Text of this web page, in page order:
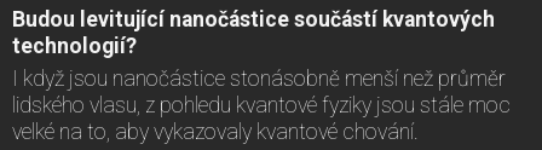
Budou levitující nanočástice součástí kvantových
technologií?
I když jsou nanočástice stonásobně menší než průměr
lidského vlasu, z pohledu kvantové fyziky jsou stále moc
velké na to, aby vykazovaly kvantové chování.